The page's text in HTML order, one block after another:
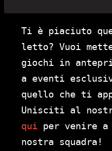
Ti è piaciuto
letto? Vuoi
giochi in
a eventi
quello che ti
Unisciti al
qui per venire
nostra squadra!